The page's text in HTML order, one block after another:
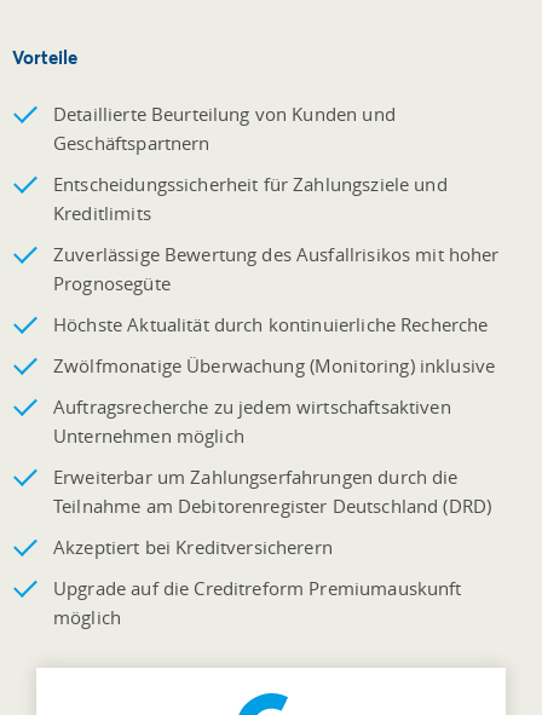
Vorteile
Detaillierte Beurteilung von Kunden und
Geschäftspartnern
Entscheidungssicherheit für Zahlungsziele und
Kreditlimits
Zuverlässige Bewertung des Ausfallrisikos mit hoher
Prognosegüte
Höchste Aktualität durch kontinuierliche Recherche
Zwölfmonatige Überwachung (Monitoring) inklusive
Auftragsrecherche zu jedem wirtschaftsaktiven
Unternehmen möglich
Erweiterbar um Zahlungserfahrungen durch die
Teilnahme am Debitorenregister Deutschland (DRD)
Akzeptiert bei Kreditversicherern
Upgrade auf die Creditreform Premiumauskunft
möglich